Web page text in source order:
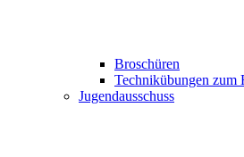
Broschüren
Technikübungen zum
Jugendausschuss